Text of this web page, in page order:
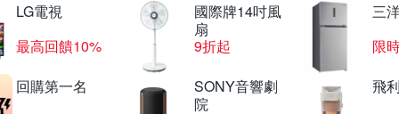
LG電視
最高回饋10%
國際牌14吋風
扇
9折起
三
限
回購第一名
SONY音響劇
院
飛